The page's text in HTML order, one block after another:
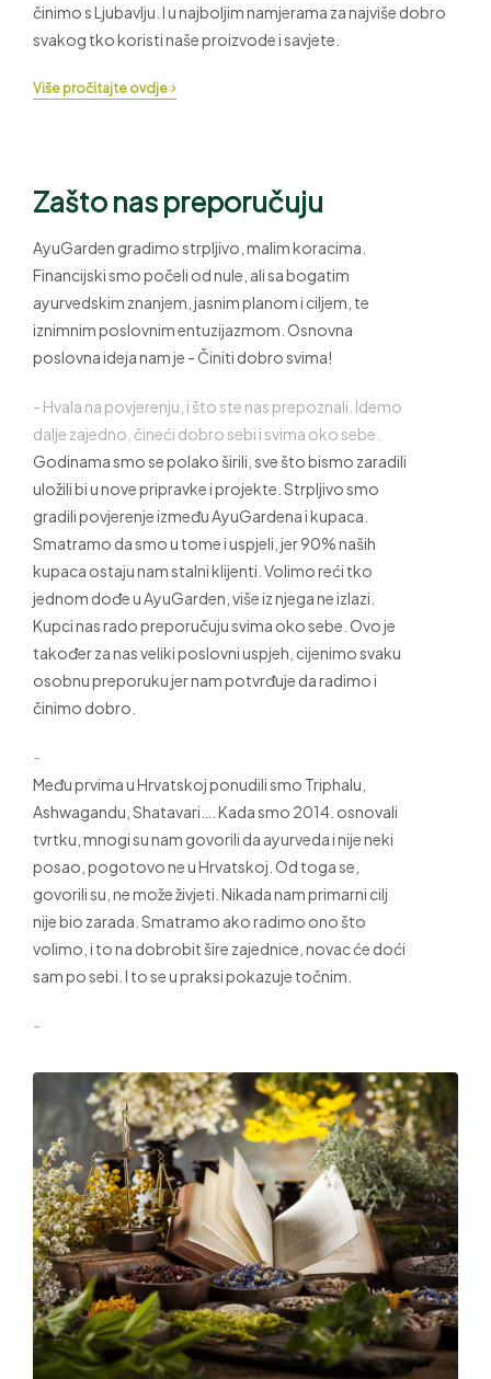
činimo s Ljubavlju. I u najboljim namjerama za najviše dobro
svakog tko koristi naše proizvode i savjete.
Više pročitajte ovdje
Zašto nas preporučuju
AyuGarden gradimo strpljivo, malim koracima.
Financijski smo počeli od nule, ali sa bogatim
ayurvedskim znanjem, jasnim planom i ciljem, te
iznimnim poslovnim entuzijazmom. Osnovna
poslovna ideja nam je - Činiti dobro svima!
- Hvala na povjerenju, i što ste nas prepoznali. Idemo
dalje zajedno, čineći dobro sebi i svima oko sebe.
Godinama smo se polako širili, sve što bismo zaradili
uložili bi u nove pripravke i projekte. Strpljivo smo
gradili povjerenje između AyuGardena i kupaca.
Smatramo da smo u tome i uspjeli, jer 90% naših
kupaca ostaju nam stalni klijenti. Volimo reći tko
jednom dođe u AyuGarden, više iz njega ne izlazi.
Kupci nas rado preporučuju svima oko sebe. Ovo je
također za nas veliki poslovni uspjeh, cijenimo svaku
osobnu preporuku jer nam potvrđuje da radimo i
činimo dobro.
-
Među prvima u Hrvatskoj ponudili smo Triphalu,
Ashwagandu, Shatavari…. Kada smo 2014. osnovali
tvrtku, mnogi su nam govorili da ayurveda i nije neki
posao, pogotovo ne u Hrvatskoj. Od toga se,
govorili su, ne može živjeti. Nikada nam primarni cilj
nije bio zarada. Smatramo ako radimo ono što
volimo, i to na dobrobit šire zajednice, novac će doći
sam po sebi. I to se u praksi pokazuje točnim.
-